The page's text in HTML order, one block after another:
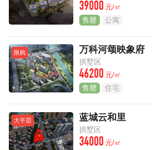
39000 元/㎡
售罄 公寓
限购 万科河颂映象府
拱墅区
46200 元/㎡
售罄 住宅
大平层 蓝城云和里
拱墅区
34000 元/㎡